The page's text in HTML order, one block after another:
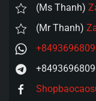
(Ms Thanh)
(Mr Thanh)